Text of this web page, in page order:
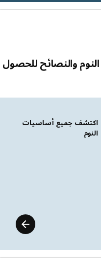
والنصائح للحصول
جميع أساسيات